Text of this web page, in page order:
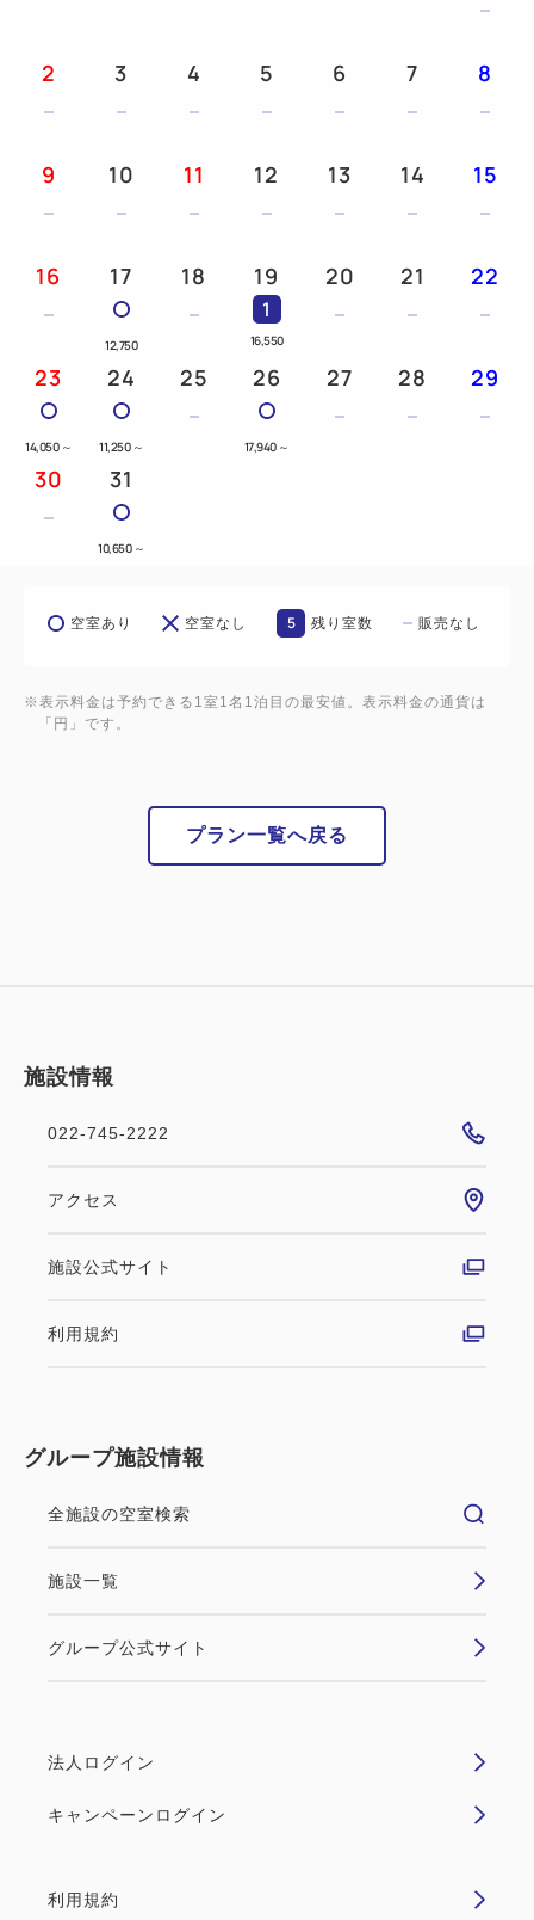
10:30（最終入店30分前）
━━ご宿泊のおすすめPOINT♪━━
■【JR仙台駅西口より徒歩３分】観光にもビジネスに
■【全室バス＆トイレ独立】で、快適・清潔にお過ご
しいただけます。
■お部屋は「18平米～」と、キャリーケースを広げて
も余裕のある空間。
■コンビニ直結で、ちょっとした買い物も楽々。
■お支払いは各種クレジットカード他、QRコード決
済にも対応！
観光・ビジネスどんなニーズにもマッチし、
しております。
━━SDGs・環境保護への取り組み━━
追加分はフロント横のアメニティバーにてご準備して
おりますので、ご利用分をお部屋までお持ちくださ
まで無料です。
2 3 4 5 6 7 8
9 10 11 12 13 14 15
16 17
12,750
18 19
1
16,550
20 21 22
23
14,050 ～
24
11,250 ～
25 26
17,940 ～
27 28 29
30 31
10,650 ～
空室あり 空室なし 5 残り室数 販売なし
※表示料金は予約できる1室1名1泊目の最安値。表示料金の通貨は
「円」です。
プラン一覧へ戻る
施設情報
022-745-2222
アクセス
施設公式サイト
利用規約
グループ施設情報
全施設の空室検索
施設一覧
グループ公式サイト
法人ログイン
キャンペーンログイン
利用規約